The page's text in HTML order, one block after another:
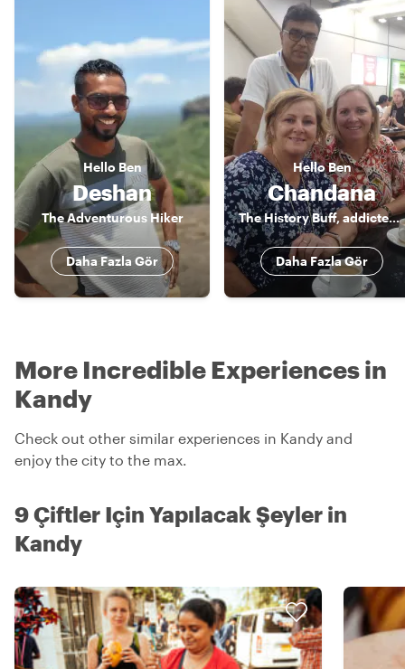
Hello Ben
Deshan
The Adventurous Hiker
Daha Fazla Gör
HelloBen
Chandana
The History Buff, addicted to authentic Sri Lankan food and interested in gems
Daha Fazla Gör
More Incredible Experiences in
Kandy
Check out other similar experiences in Kandy and
enjoy the city to the max.
9 Çiftler Için Yapılacak Şeyler in
Kandy